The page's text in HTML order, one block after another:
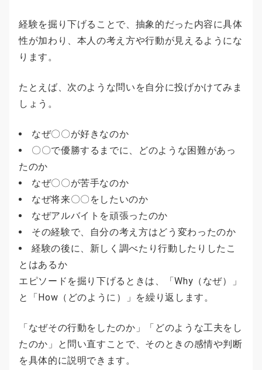
経験を掘り下げることで、抽象的だった内容に具体
性が加わり、本人の考え方や行動が見えるようにな
ります。
たとえば、次のような問いを自分に投げかけてみま
しょう。
なぜ〇〇が好きなのか
〇〇で優勝するまでに、どのような困難があっ
たのか
なぜ〇〇が苦手なのか
なぜ将来〇〇をしたいのか
なぜアルバイトを頑張ったのか
その経験で、自分の考え方はどう変わったのか
経験の後に、新しく調べたり行動したりしたこ
とはあるか
エピソードを掘り下げるときは、「Why（なぜ）」
と「How（どのように）」を繰り返します。
「なぜその行動をしたのか」「どのような工夫をし
たのか」と問い直すことで、そのときの感情や判断
を具体的に説明できます。